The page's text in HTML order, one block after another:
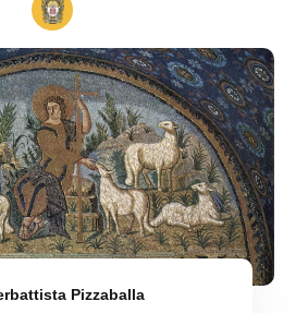
Pizzaballa